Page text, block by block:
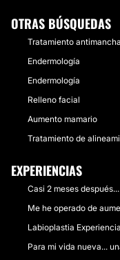
OTRAS BÚSQUEDAS
Tratamiento
Endermología
Endermología
Relleno facial
Aumento mamario
Tratamiento de
EXPERIENCIAS
Casi 2 meses después...
Me he operado de
Labioplastia Experiencia
Para mi vida nueva...